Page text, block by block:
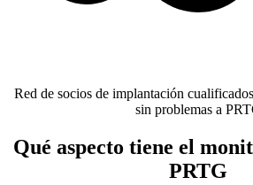
Red de socios de implantación
sin problemas a
Qué aspecto tiene el
PRTG